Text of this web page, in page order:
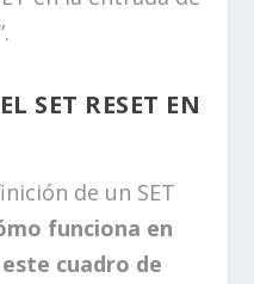
SET RESET EN
de un SET
funciona en
cuadro de